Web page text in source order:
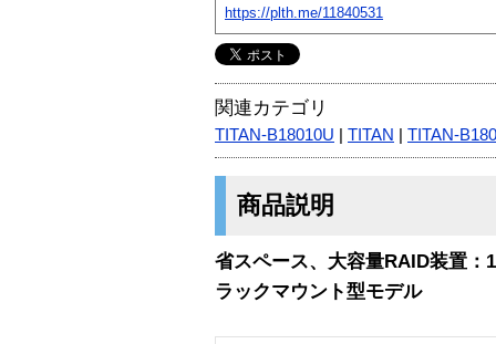
https://plth.me/11840531
関連カテゴリ
TITAN-B18010U TITAN TITAN-
商品説明
省スペース、大容量RAID装置：
ラックマウント型モデル